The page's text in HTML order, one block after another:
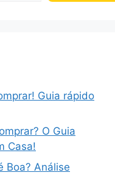
Guia rápido
O Guia
Casa!
Boa? Análise